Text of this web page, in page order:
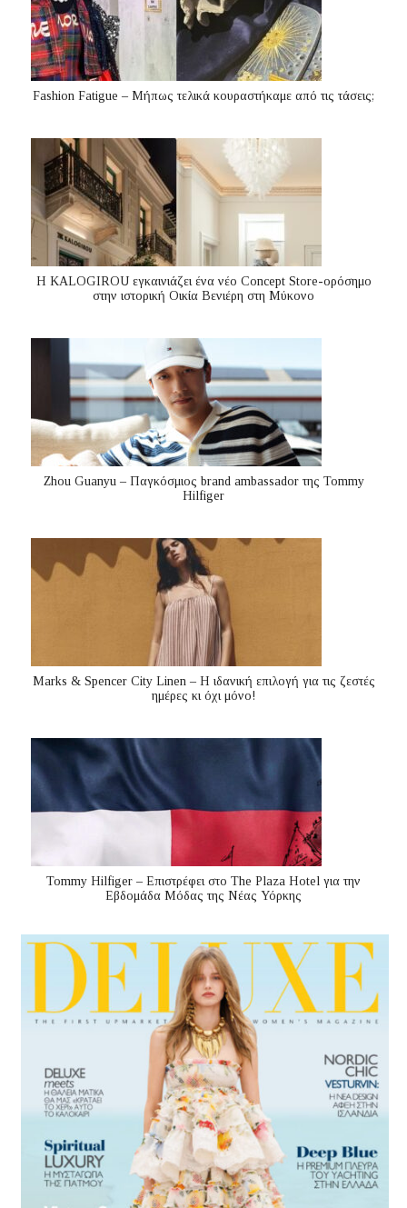
Fashion Fatigue – Μήπως τελικά κουραστήκαμε από τις τάσεις;
Η KALOGIROU εγκαινιάζει ένα νέο Concept Store-ορόσημο
στην ιστορική Οικία Βενιέρη στη Μύκονο
Zhou Guanyu – Παγκόσμιος brand ambassador της Tommy
Hilfiger
Marks & Spencer City Linen – Η ιδανική επιλογή για τις ζεστές
ημέρες κι όχι μόνο!
Tommy Hilfiger – Επιστρέφει στο The Plaza Hotel για την
Εβδομάδα Μόδας της Νέας Υόρκης